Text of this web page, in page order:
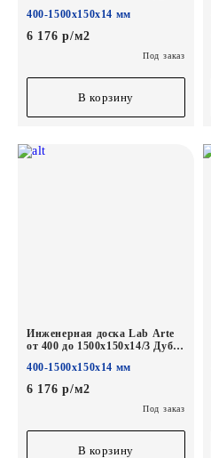
400-1500х150х14 мм
6 176 р/м2
Под заказ
В корзину
Инженерная доска Lab Arte
от 400 до 1500х150х14/3 Дуб
400-1500х150х14 мм
6 176 р/м2
Под заказ
В корзину